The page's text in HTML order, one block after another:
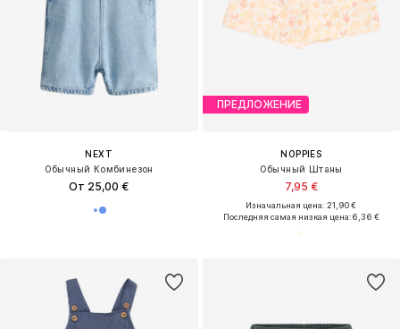
NEXT
Обычный Комбинезон
От 25,00 €
ПРЕДЛОЖЕНИЕ
NOPPIES
Обычный Штаны
7,95 €
Изначальная цена: 21,90 €
Последняя самая низкая цена:6,36 €